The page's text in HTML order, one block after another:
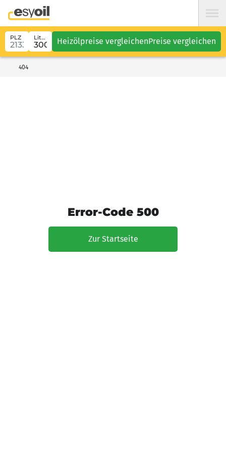
PLZ Liter Heizölpreise vergleichenPreise vergleichen
404
Error-Code 500
Zur Startseite